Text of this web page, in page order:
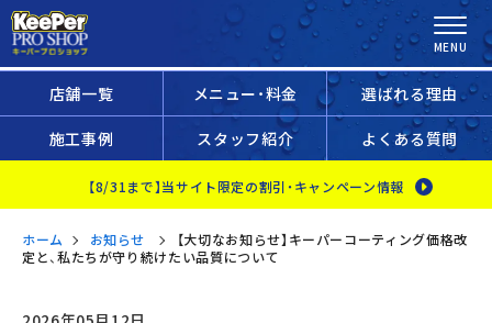
店舗一覧 メニュー・料金 選ばれる理由
施工事例 スタッフ紹介 よくある質問
【8/31まで】当サイト限定の割引・キャンペーン情報
ホーム お知らせ
【大切なお知らせ】キーパーコーティング価格改
定と、私たちが守り続けたい品質について